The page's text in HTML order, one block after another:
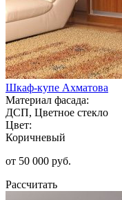
Шкаф-купе Ахматова
Материал фасада:
ДСП, Цветное стекло
Цвет:
Коричневый
от 50 000 руб.
Рассчитать